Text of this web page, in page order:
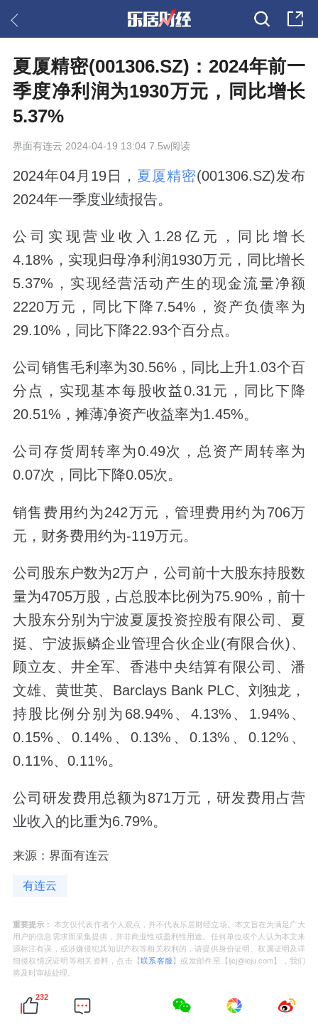
夏厦精密(001306.SZ)：2024年前一
季度净利润为1930万元，同比增长
5.37%
界面有连云 2024-04-19 13:04 7.5w阅读
2024年04月19日， 夏厦精密(001306.SZ)发布
2024年一季度业绩报告。
公司实现营业收入1.28亿元，同比增长
4.18%，实现归母净利润1930万元，同比增长
5.37%，实现经营活动产生的现金流量净额
2220万元，同比下降7.54%，资产负债率为
29.10%，同比下降22.93个百分点。
公司销售毛利率为30.56%，同比上升1.03个百
分点，实现基本每股收益0.31元，同比下降
20.51%，摊薄净资产收益率为1.45%。
公司存货周转率为0.49次，总资产周转率为
0.07次，同比下降0.05次。
销售费用约为242万元，管理费用约为706万
元，财务费用约为-119万元。
公司股东户数为2万户，公司前十大股东持股数
量为4705万股，占总股本比例为75.90%，前十
大股东分别为宁波夏厦投资控股有限公司、夏
挺、宁波振鳞企业管理合伙企业(有限合伙)、
顾立友、井全军、香港中央结算有限公司、潘
文雄、黄世英、Barclays Bank PLC、刘独龙，
持股比例分别为68.94%、4.13%、1.94%、
0.15%、0.14%、0.13%、0.13%、0.12%、
0.11%、0.11%。
公司研发费用总额为871万元，研发费用占营
业收入的比重为6.79%。
来源：界面有连云
有连云
重要提示： 本文仅代表作者个人观点，并不代表乐居财经立场。本文旨在为满足广大
用户的信息需求而采集提供，并非商业性或盈利性用途。任何单位或个人认为本文来
源标注有误，或涉嫌侵犯其知识产权等相关权利的，请提供身份证明、权属证明及详
细侵权情况证明等相关资料，点击【联系客服 】或发邮件至【ljcj@leju.com】，我们
将及时审核处理。
232